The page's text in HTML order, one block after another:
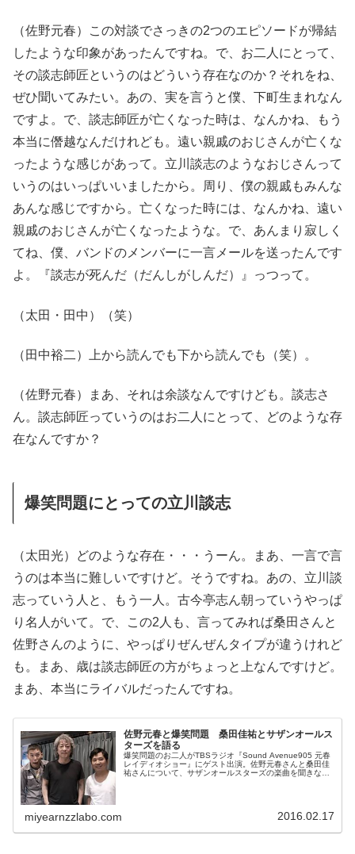
（佐野元春）この対談でさっきの2つのエピソードが帰結
したような印象があったんですね。で、お二人にとって、
その談志師匠というのはどういう存在なのか？それをね、
ぜひ聞いてみたい。あの、実を言うと僕、下町生まれなん
ですよ。で、談志師匠が亡くなった時は、なんかね、もう
本当に僭越なんだけれども。遠い親戚のおじさんが亡くな
ったような感じがあって。立川談志のようなおじさんって
いうのはいっぱいいましたから。周り、僕の親戚もみんな
あんな感じですから。亡くなった時には、なんかね、遠い
親戚のおじさんが亡くなったような。で、あんまり寂しく
てね、僕、バンドのメンバーに一言メールを送ったんです
よ。『談志が死んだ（だんしがしんだ）』っつって。
（太田・田中）（笑）
（田中裕二）上から読んでも下から読んでも（笑）。
（佐野元春）まあ、それは余談なんですけども。談志さ
ん。談志師匠っていうのはお二人にとって、どのような存
在なんですか？
爆笑問題にとっての立川談志
（太田光）どのような存在・・・うーん。まあ、一言で言
うのは本当に難しいですけど。そうですね。あの、立川談
志っていう人と、もう一人。古今亭志ん朝っていうやっぱ
り名人がいて。で、この2人も、言ってみれば桑田さんと
佐野さんのように、やっぱりぜんぜんタイプが違うけれど
も。まあ、歳は談志師匠の方がちょっと上なんですけど。
まあ、本当にライバルだったんですね。
佐野元春と爆笑問題 桑田佳祐とサザンオールス
ターズを語る
爆笑問題のお二人がTBSラジオ『Sound Avenue905 元春
レイディオショー』にゲスト出演。佐野元春さんと桑田佳
祐さんについて、サザンオールスターズの楽曲を聞きなが
miyearnzzlabo.com 2016.02.17